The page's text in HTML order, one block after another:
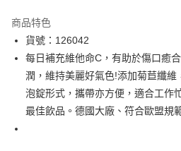
LINE Pay
Apple Pay
街口支付
悠遊付
商品特色
貨號：126042
每⽇補充維他命C，有助於傷⼝癒
潤，維持美麗好氣⾊!添加菊苣纖
泡錠形式，攜帶亦⽅便，適合⼯作
最佳飲品。德國⼤廠、符合歐盟規